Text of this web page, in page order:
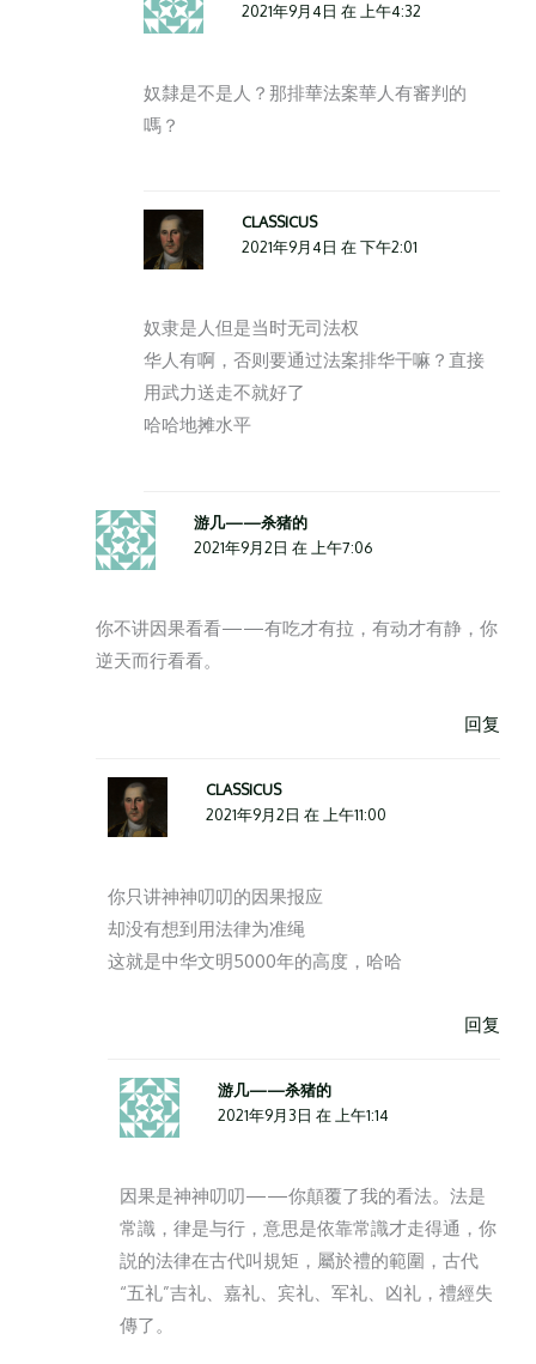
2021年9月4日 在 上午4:32
奴隸是不是人？那排華法案華人有審判的
嗎？
CLASSICUS
2021年9月4日 在 下午2:01
奴隶是人但是当时无司法权
华人有啊，否则要通过法案排华干嘛？直接
用武力送走不就好了
哈哈地摊水平
游几——杀猪的
2021年9月2日 在 上午7:06
你不讲因果看看——有吃才有拉，有动才有静，你
逆天而行看看。
回复
CLASSICUS
2021年9月2日 在 上午11:00
你只讲神神叨叨的因果报应
却没有想到用法律为准绳
这就是中华文明5000年的高度，哈哈
回复
游几——杀猪的
2021年9月3日 在 上午1:14
因果是神神叨叨——你顛覆了我的看法。法是
常識，律是与行，意思是依靠常識才走得通，你
説的法律在古代叫規矩，屬於禮的範圍，古代
“五礼”吉礼、嘉礼、宾礼、军礼、凶礼，禮經失
傳了。